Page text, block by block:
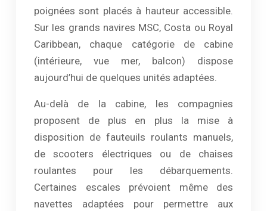
poignées sont placés à hauteur accessible.
Sur les grands navires MSC, Costa ou Royal
Caribbean, chaque catégorie de cabine
(intérieure, vue mer, balcon) dispose
aujourd’hui de quelques unités adaptées.
Au-delà de la cabine, les compagnies
proposent de plus en plus la mise à
disposition de fauteuils roulants manuels,
de scooters électriques ou de chaises
roulantes pour les débarquements.
Certaines escales prévoient même des
navettes adaptées pour permettre aux